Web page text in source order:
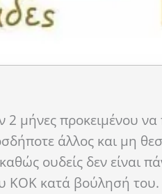
μήνες προκειμένου
άλλος και μη
ουδείς δεν είναι
ΚΟΚ κατά βούλησή του.